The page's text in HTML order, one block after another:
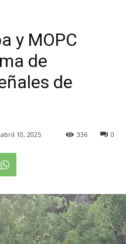
y MOPC
de
de
abril 10, 2025 0
336